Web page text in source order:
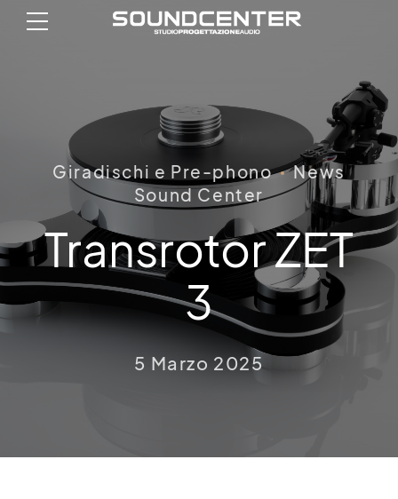
Giradischi e Pre-phono
News
Sound Center
Transrotor ZET
3
5 Marzo 2025